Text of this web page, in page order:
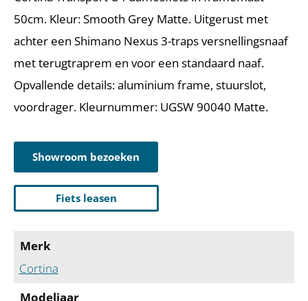
50cm. Kleur: Smooth Grey Matte. Uitgerust met
achter een Shimano Nexus 3-traps versnellingsnaaf
met terugtraprem en voor een standaard naaf.
Opvallende details: aluminium frame, stuurslot,
voordrager. Kleurnummer: UGSW 90040 Matte.
Showroom bezoeken
Fiets leasen
Merk
Cortina
Modeljaar